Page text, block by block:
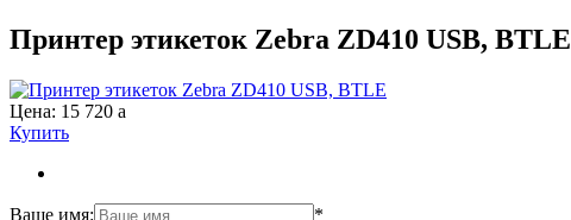
Принтер этикеток Zebra ZD410 USB, BTLE
Цена: 15 720 a
Купить
Ваше имя:
*